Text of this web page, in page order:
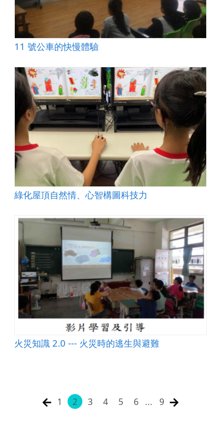
11 號公車的快慢體驗
綠化屋頂自然情、心智構圖科技力
火災知識 2.0 --- 火災時的逃生與避難
1 2 3 4 5 6 ... 9